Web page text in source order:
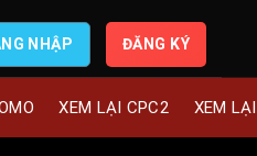
NHẬP ĐĂNG KÝ
XEM LẠI CPC2 XEM